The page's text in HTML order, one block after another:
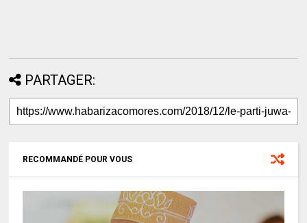
PARTAGER:
RECOMMANDÉ POUR VOUS